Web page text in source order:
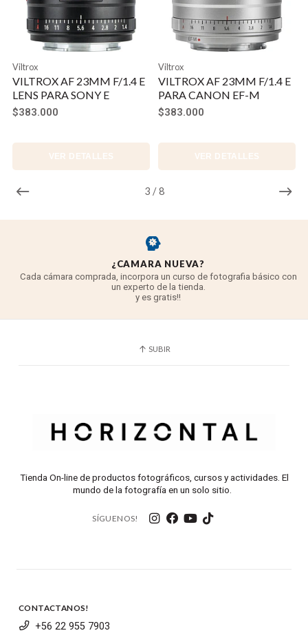
de aberraciones y distorciones. Sus varias capas HD
Nano reducen los destellos y el «ghosting»,
entregando mayor contraste en la imagen. Su diseño
es compatible con la cámara X-Pro3.
3 / 8
Viltrox
VILTROX AF 23MM F/1.4 E
LENS PARA SONY E
$383.000
VER DETALLES
Viltrox
VILTROX AF 23MM F/1.4 E
PARA CANON EF-M
$383.000
VER DETALLES
¿CAMARA NUEVA?
Cada cámara comprada, incorpora un curso de fotografia básico con
un experto de la tienda.
y es gratis!!
SUBIR
Tienda On-line de productos fotográficos, cursos y actividades. El
mundo de la fotografía en un solo sitio.
SÍGUENOS!
CONTACTANOS!
+56 22 955 7903